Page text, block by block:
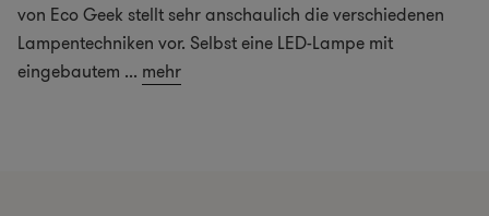
von Eco Geek stellt sehr anschaulich die verschiedenen
Lampentechniken vor. Selbst eine LED-Lampe mit
eingebautem ... mehr